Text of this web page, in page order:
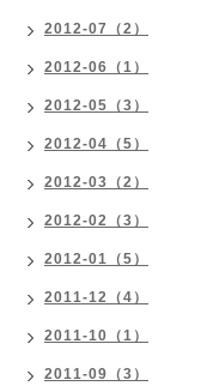
2012-07（2）
2012-06（1）
2012-05（3）
2012-04（5）
2012-03（2）
2012-02（3）
2012-01（5）
2011-12（4）
2011-10（1）
2011-09（3）